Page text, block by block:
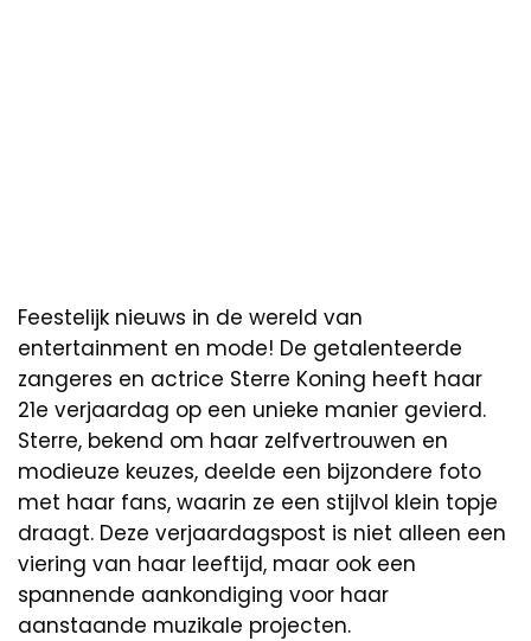
Feestelijk nieuws in de wereld van
entertainment en mode! De getalenteerde
zangeres en actrice Sterre Koning heeft haar
21e verjaardag op een unieke manier gevierd.
Sterre, bekend om haar zelfvertrouwen en
modieuze keuzes, deelde een bijzondere foto
met haar fans, waarin ze een stijlvol klein topje
draagt. Deze verjaardagspost is niet alleen een
viering van haar leeftijd, maar ook een
spannende aankondiging voor haar
aanstaande muzikale projecten.